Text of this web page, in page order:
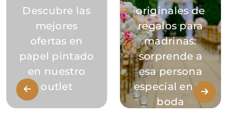
Descubre las
mejores
ofertas en
papel pintado
en nuestro
outlet
originales de
regalos para
madrinas:
sorprende a
esa persona
especial en tu
boda